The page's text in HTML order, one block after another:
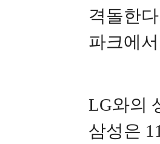
격돌한
파크에
LG와의
삼성은